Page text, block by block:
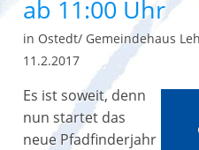
ab 11:00 Uhr
in Ostedt/ Gemeindehaus
11.2.2017
Es ist soweit, denn
nun startet das
neue Pfadfinderjahr